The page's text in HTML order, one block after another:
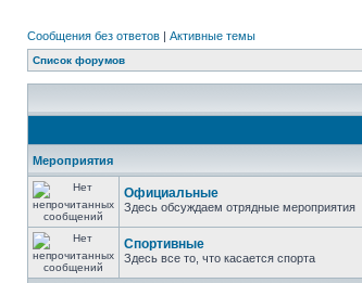
Сообщения без ответов | Активные темы
Список форумов
Мероприятия
Официальные
Здесь обсуждаем отрядные мероприятия
Спортивные
Здесь все то, что касается спорта